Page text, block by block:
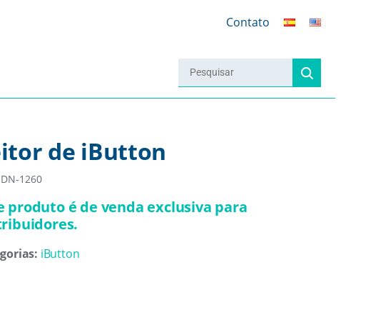
Contato
de iButton
1260
produto é de venda exclusiva para
iButton